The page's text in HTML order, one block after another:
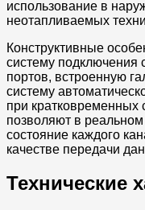
использование в
неотапливаемых
Конструктивные
систему подключения
портов, встроенную
систему
при кратковременных
позволяют в
состояние каждого
качестве передачи
Технические